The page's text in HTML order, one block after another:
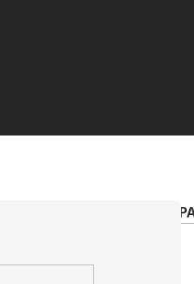
CALENDARIO